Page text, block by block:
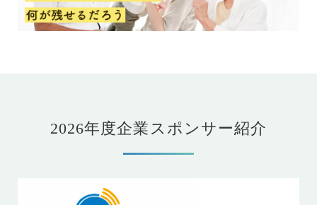
2026年度企業スポンサー紹介